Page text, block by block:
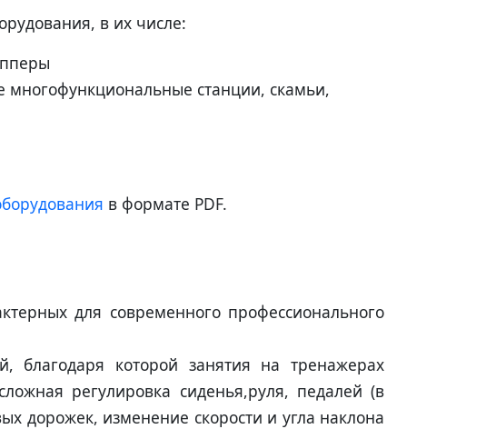
в их числе:
многофункциональные станции, скамьи,
в формате PDF.
для современного профессионального
благодаря которой занятия на тренажерах
регулировка сиденья,руля, педалей (в
дорожек, изменение скорости и угла наклона